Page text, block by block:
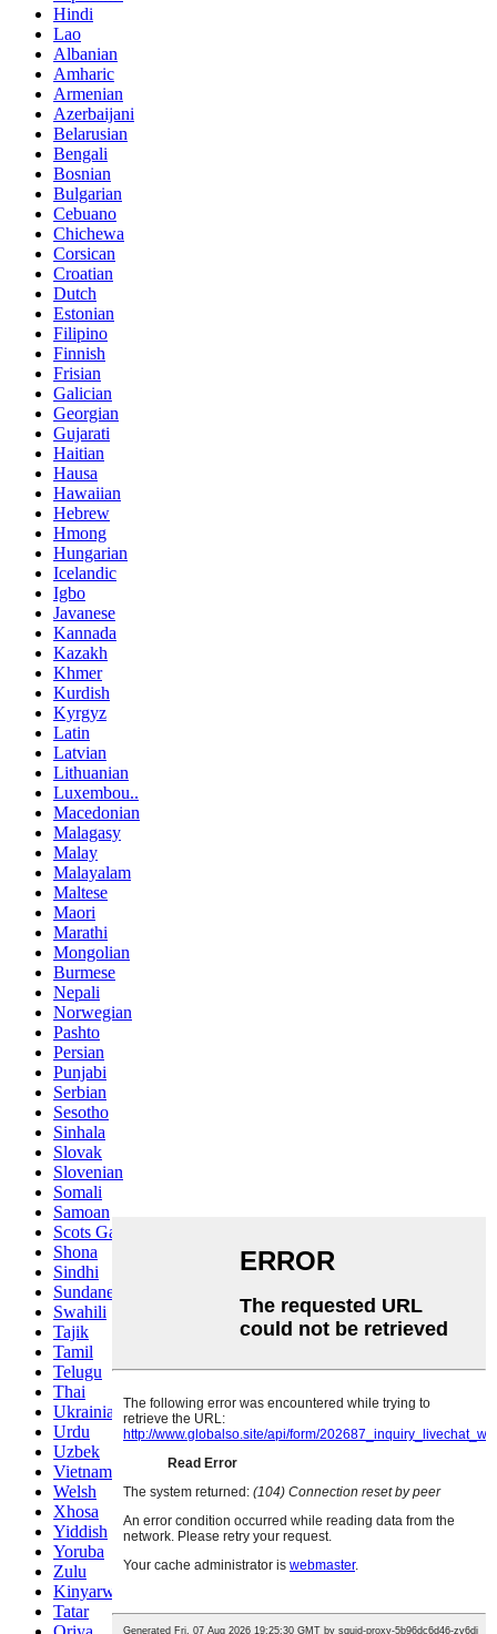
Hindi
Lao
Albanian
Amharic
Armenian
Azerbaijani
Belarusian
Bengali
Bosnian
Bulgarian
Cebuano
Chichewa
Corsican
Croatian
Dutch
Estonian
Filipino
Finnish
Frisian
Galician
Georgian
Gujarati
Haitian
Hausa
Hawaiian
Hebrew
Hmong
Hungarian
Icelandic
Igbo
Javanese
Kannada
Kazakh
Khmer
Kurdish
Kyrgyz
Latin
Latvian
Lithuanian
Luxembou..
Macedonian
Malagasy
Malay
Malayalam
Maltese
Maori
Marathi
Mongolian
Burmese
Nepali
Norwegian
Pashto
Persian
Punjabi
Serbian
Sesotho
Sinhala
Slovak
Slovenian
Somali
Samoan
Scots Gaelic
Shona
Sindhi
Sundanese
Swahili
Tajik
Tamil
Telugu
Thai
Ukrainian
Urdu
Uzbek
Vietnamese
Welsh
Xhosa
Yiddish
Yoruba
Zulu
Kinyarwanda
Tatar